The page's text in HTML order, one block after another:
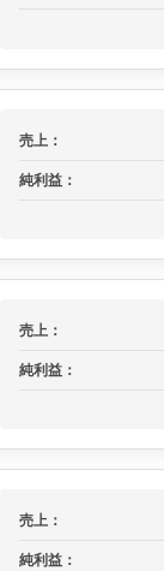
売上：
純利益：
売上：
純利益：
売上：
純利益：